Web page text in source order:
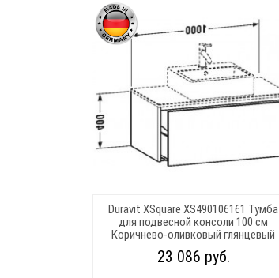
Duravit XSquare XS490106161 Тумба
для подвесной консоли 100 см
Коричнево-оливковый глянцевый
23 086 руб.